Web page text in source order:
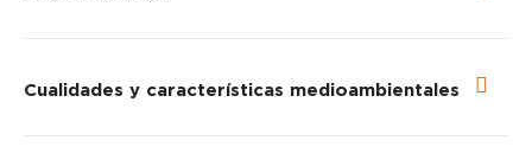
Cualidades y características medioambientales